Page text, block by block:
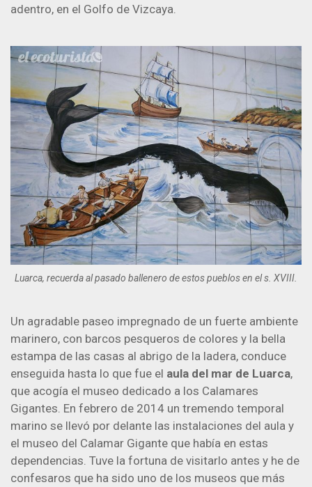
adentro, en el Golfo de Vizcaya.
Luarca, recuerda al pasado ballenero de estos pueblos en el s. XVIII.
Un agradable paseo impregnado de un fuerte ambiente
marinero, con barcos pesqueros de colores y la bella
estampa de las casas al abrigo de la ladera, conduce
enseguida hasta lo que fue el aula del mar de Luarca,
que acogía el museo dedicado a los Calamares
Gigantes. En febrero de 2014 un tremendo temporal
marino se llevó por delante las instalaciones del aula y
el museo del Calamar Gigante que había en estas
dependencias. Tuve la fortuna de visitarlo antes y he de
confesaros que ha sido uno de los museos que más